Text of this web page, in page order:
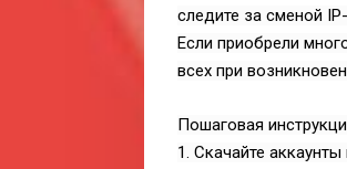
следите за сменой
Если приобрели
всех при
Пошаговая
1. Скачайте